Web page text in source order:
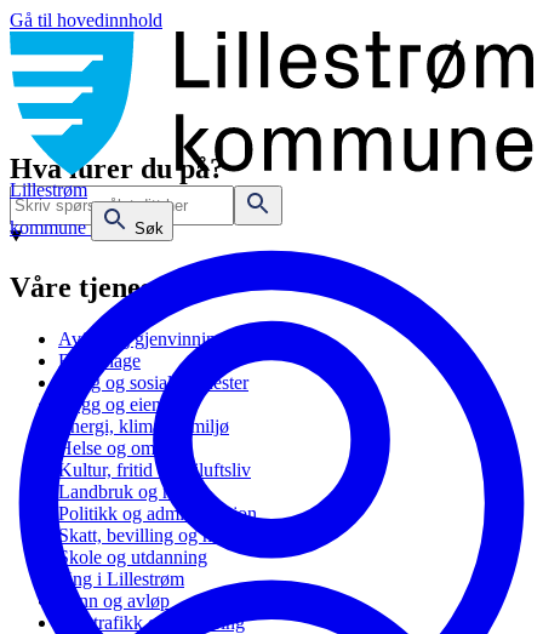
Gå til hovedinnhold
Lillestrøm
kommune
Søk
Hva lurer du på?
Våre tjenester
Avfall og gjenvinning
Barnehage
Bolig og sosiale tjenester
Bygg og eiendom
Energi, klima og miljø
Helse og omsorg
Kultur, fritid og friluftsliv
Landbruk og natur
Politikk og administrasjon
Skatt, bevilling og næring
Skole og utdanning
Ung i Lillestrøm
Vann og avløp
Vei, trafikk og parkering